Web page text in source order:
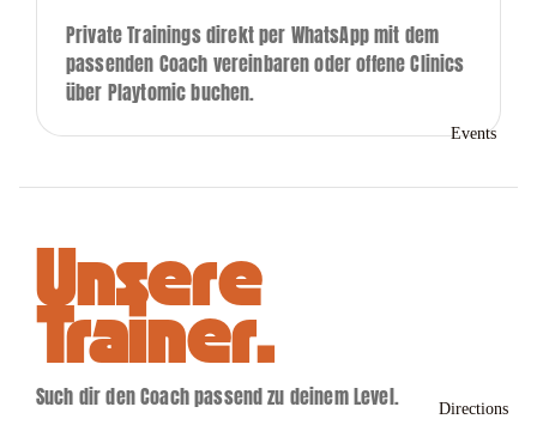
Events
Directions
Private Trainings direkt per WhatsApp mit dem
passenden Coach vereinbaren oder offene Clinics
über Playtomic buchen.
Unsere
Trainer.
Such dir den Coach passend zu deinem Level.